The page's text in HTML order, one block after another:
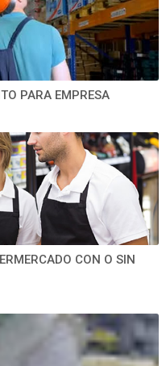
PARA EMPRESA
CON O SIN